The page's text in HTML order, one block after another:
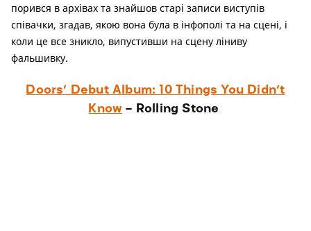
порився в архівах та знайшов старі записи виступів
співачки, згадав, якою вона була в інфополі та на сцені, і
коли це все зникло, випустивши на сцену ліниву
фальшивку.
Doors’ Debut Album: 10 Things You Didn’t
Know – Rolling Stone